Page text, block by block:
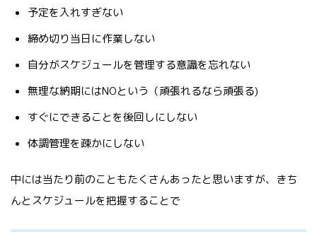
予定を入れすぎない
締め切り当日に作業しない
自分がスケジュールを管理する意識を忘れない
無理な納期にはNOという（頑張れるなら頑張る)
すぐにできることを後回しにしない
体調管理を疎かにしない
中には当たり前のこともたくさんあったと思いますが、きち
んとスケジュールを把握することで